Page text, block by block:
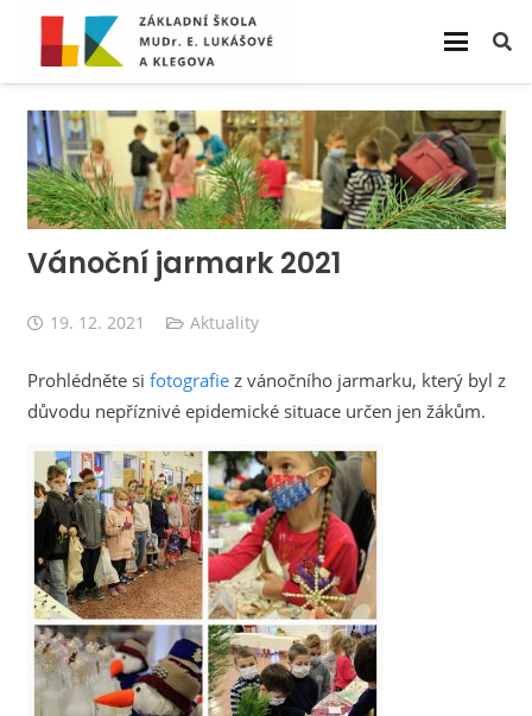
Vánoční jarmark 2021
19. 12. 2021 Aktuality
Prohlédněte si fotografiez vánočního jarmarku, který byl z
důvodu nepříznivé epidemické situace určen jen žákům.